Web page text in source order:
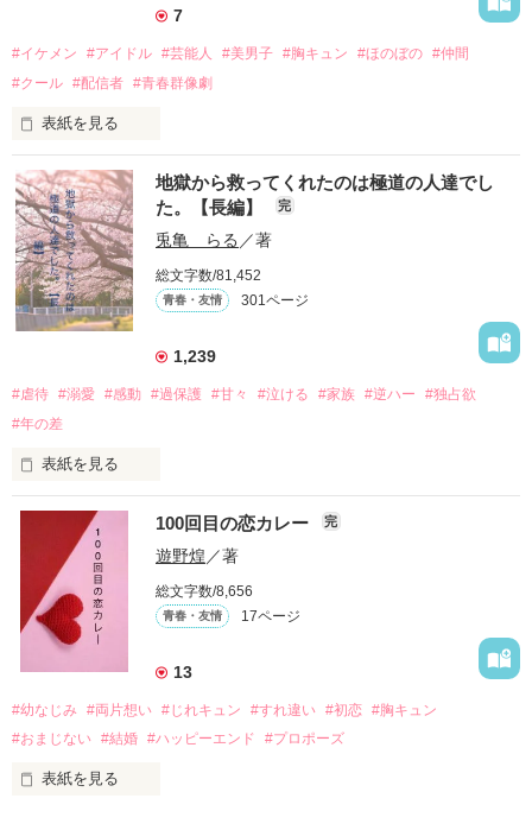
7
#イケメン #アイドル #芸能人 #美男子 #胸キュン #ほのぼの #仲間
#クール #配信者 #青春群像劇
表紙を見る
推しは画面の向こうにいるはずだったのに、仕事先で毎日会っ
ています。
不器用でも努力を諦めない赤。
無口で頼れる黒。
天才肌で笑顔が眩しい白。
三人の姿に勇気をもらい、「私も一歩踏み出してみたい」と思
えるようになった。
笑って、ときどき泣ける。
作品を読む
地獄から救ってくれたのは極道の人達でし
た。【長編】
完
兎亀 らる ／著
総文字数/81,452
青春・友情 301ページ
1,239
#虐待 #溺愛 #感動 #過保護 #甘々 #泣ける #家族 #逆ハー
#独占欲
#年の差
表紙を見る
｢全部あんたのせいよ｣
『──のせいじゃないよ』
｢なんであんたが生きてんのよ｣
『生きていてくれてありがとう』
｢あんたなんか産まなきゃ良かった｣
『産まれてきてくれてありがとう』
100回目の恋カレー 完
遊野煌 ／著
総文字数/8,656
青春・友情 17ページ
13
#幼なじみ #両片想い #じれキュン #すれ違い #初恋 #胸キュン
#おまじない #結婚 #ハッピーエンド #プロポーズ
表紙を見る